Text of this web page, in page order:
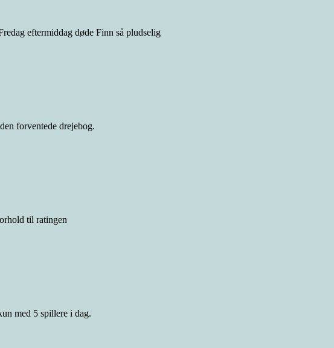
eftermiddag døde Finn så pludselig
forventede drejebog.
til ratingen
med 5 spillere i dag.